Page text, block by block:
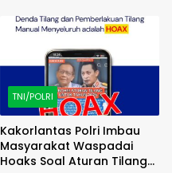
(FAMTRIP) Overland
TNI/POLRI
Kakorlantas Polri Imbau
Masyarakat Waspadai
Hoaks Soal Aturan Tilang